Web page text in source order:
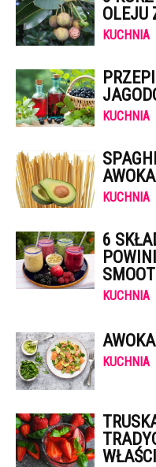
OLEJU
KUCHNIA
KUCHNIA
KUCHNIA
6
KUCHNIA
KUCHNIA